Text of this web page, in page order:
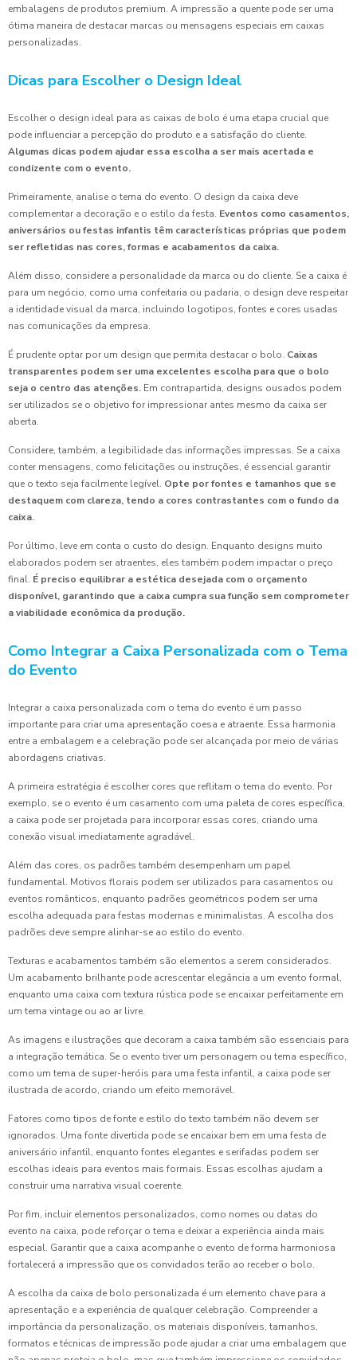
embalagens de produtos premium. A impressão a quente pode ser uma
ótima maneira de destacar marcas ou mensagens especiais em caixas
personalizadas.
Dicas para Escolher o Design Ideal
Escolher o design ideal para as caixas de bolo é uma etapa crucial que
pode influenciar a percepção do produto e a satisfação do cliente.
Algumas dicas podem ajudar essa escolha a ser mais acertada e
condizente com o evento.
Primeiramente, analise o tema do evento. O design da caixa deve
complementar a decoração e o estilo da festa. Eventos como casamentos,
aniversários ou festas infantis têm características próprias que podem
ser refletidas nas cores, formas e acabamentos da caixa.
Além disso, considere a personalidade da marca ou do cliente. Se a caixa é
para um negócio, como uma confeitaria ou padaria, o design deve respeitar
a identidade visual da marca, incluindo logotipos, fontes e cores usadas
nas comunicações da empresa.
É prudente optar por um design que permita destacar o bolo. Caixas
transparentes podem ser uma excelentes escolha para que o bolo
seja o centro das atenções. Em contrapartida, designs ousados podem
ser utilizados se o objetivo for impressionar antes mesmo da caixa ser
aberta.
Considere, também, a legibilidade das informações impressas. Se a caixa
conter mensagens, como felicitações ou instruções, é essencial garantir
que o texto seja facilmente legível. Opte por fontes e tamanhos que se
destaquem com clareza, tendo a cores contrastantes com o fundo da
caixa.
Por último, leve em conta o custo do design. Enquanto designs muito
elaborados podem ser atraentes, eles também podem impactar o preço
final. É preciso equilibrar a estética desejada com o orçamento
disponível, garantindo que a caixa cumpra sua função sem comprometer
a viabilidade econômica da produção.
Como Integrar a Caixa Personalizada com o Tema
do Evento
Integrar a caixa personalizada com o tema do evento é um passo
importante para criar uma apresentação coesa e atraente. Essa harmonia
entre a embalagem e a celebração pode ser alcançada por meio de várias
abordagens criativas.
A primeira estratégia é escolher cores que reflitam o tema do evento. Por
exemplo, se o evento é um casamento com uma paleta de cores específica,
a caixa pode ser projetada para incorporar essas cores, criando uma
conexão visual imediatamente agradável.
Além das cores, os padrões também desempenham um papel
fundamental. Motivos florais podem ser utilizados para casamentos ou
eventos românticos, enquanto padrões geométricos podem ser uma
escolha adequada para festas modernas e minimalistas. A escolha dos
padrões deve sempre alinhar-se ao estilo do evento.
Texturas e acabamentos também são elementos a serem considerados.
Um acabamento brilhante pode acrescentar elegância a um evento formal,
enquanto uma caixa com textura rústica pode se encaixar perfeitamente em
um tema vintage ou ao ar livre.
As imagens e ilustrações que decoram a caixa também são essenciais para
a integração temática. Se o evento tiver um personagem ou tema específico,
como um tema de super-heróis para uma festa infantil, a caixa pode ser
ilustrada de acordo, criando um efeito memorável.
Fatores como tipos de fonte e estilo do texto também não devem ser
ignorados. Uma fonte divertida pode se encaixar bem em uma festa de
aniversário infantil, enquanto fontes elegantes e serifadas podem ser
escolhas ideais para eventos mais formais. Essas escolhas ajudam a
construir uma narrativa visual coerente.
Por fim, incluir elementos personalizados, como nomes ou datas do
evento na caixa, pode reforçar o tema e deixar a experiência ainda mais
especial. Garantir que a caixa acompanhe o evento de forma harmoniosa
fortalecerá a impressão que os convidados terão ao receber o bolo.
A escolha da caixa de bolo personalizada é um elemento chave para a
apresentação e a experiência de qualquer celebração. Compreender a
importância da personalização, os materiais disponíveis, tamanhos,
formatos e técnicas de impressão pode ajudar a criar uma embalagem que